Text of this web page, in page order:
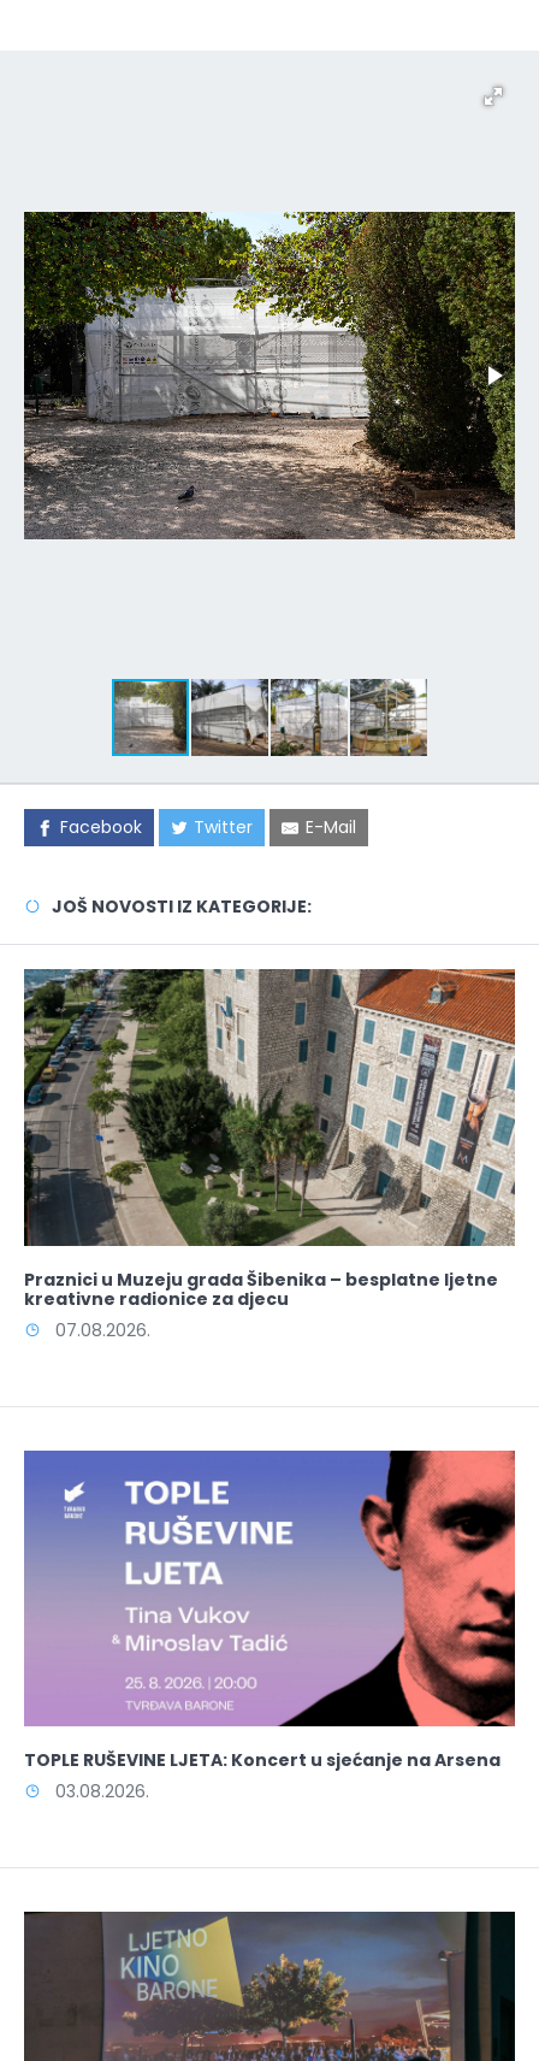
Facebook Twitter E-Mail
JOŠ NOVOSTI IZ KATEGORIJE:
Praznici u Muzeju grada Šibenika – besplatne ljetne
kreativne radionice za djecu
07.08.2026.
TOPLE RUŠEVINE LJETA: Koncert u sjećanje na Arsena
03.08.2026.